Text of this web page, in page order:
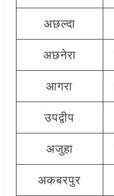
अछल्दा
अछनेरा
आगरा
उपद्वीप
अजुहा
अकबरपुर